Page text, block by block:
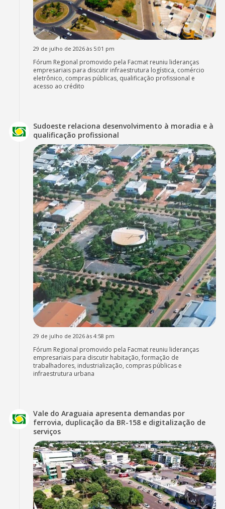
29 de julho de 2026 às 5:01 pm
Fórum Regional promovido pela Facmat reuniu lideranças
empresariais para discutir infraestrutura logística, comércio
eletrônico, compras públicas, qualificação profissional e
acesso ao crédito
Sudoeste relaciona desenvolvimento à moradia e à
qualificação profissional
29 de julho de 2026 às 4:58 pm
Fórum Regional promovido pela Facmat reuniu lideranças
empresariais para discutir habitação, formação de
trabalhadores, industrialização, compras públicas e
infraestrutura urbana
Vale do Araguaia apresenta demandas por
ferrovia, duplicação da BR-158 e digitalização de
serviços